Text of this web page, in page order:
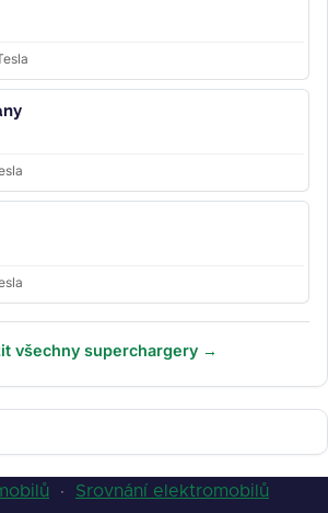
všechny superchargery →
· Srovnání elektromobilů